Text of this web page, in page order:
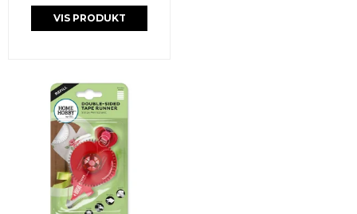
VIS PRODUKT